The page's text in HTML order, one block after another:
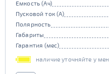
Емкость (Ач)
Пусковой ток (А)
Полярность
Габариты
Гарантия (мес)
наличие уточняйте у